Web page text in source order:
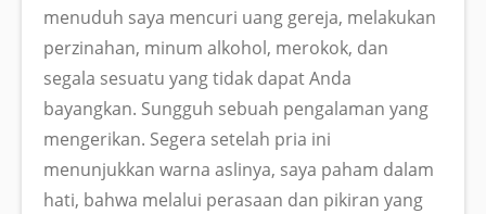
menuduh saya mencuri uang gereja, melakukan
perzinahan, minum alkohol, merokok, dan
segala sesuatu yang tidak dapat Anda
bayangkan. Sungguh sebuah pengalaman yang
mengerikan. Segera setelah pria ini
menunjukkan warna aslinya, saya paham dalam
hati, bahwa melalui perasaan dan pikiran yang